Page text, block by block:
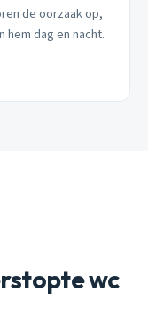
de oorzaak op,
dag en nacht.
wc